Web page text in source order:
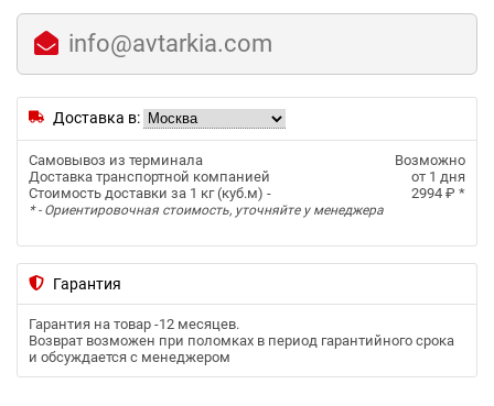
info@avtarkia.com
Доставка в:
Самовывоз из терминала
Возможно
Доставка транспортной компанией
от 1 дня
Стоимость доставки за 1 кг (куб.м) -
2994 ₽ *
* - Ориентировочная стоимость, уточняйте у менеджера
Гарантия
Гарантия на товар -12 месяцев.
Возврат возможен при поломках в период гарантийного срока
и обсуждается с менеджером